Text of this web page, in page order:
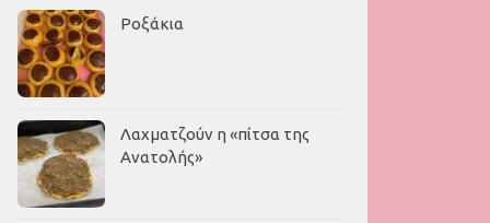
Ροξάκια
Λαχματζούν η «πίτσα της
Ανατολής»